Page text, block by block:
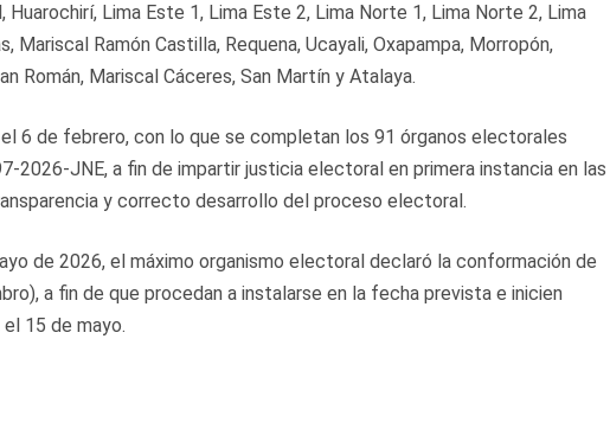
Huarochirí, Lima Este 1, Lima Este 2, Lima Norte 1, Lima Norte 2, Lima
Mariscal Ramón Castilla, Requena, Ucayali, Oxapampa, Morropón,
Román, Mariscal Cáceres, San Martín y Atalaya.
6 de febrero, con lo que se completan los 91 órganos electorales
2026-JNE, a fin de impartir justicia electoral en primera instancia en las
y correcto desarrollo del proceso electoral.
de 2026, el máximo organismo electoral declaró la conformación de
a fin de que procedan a instalarse en la fecha prevista e inicien
15 de mayo.